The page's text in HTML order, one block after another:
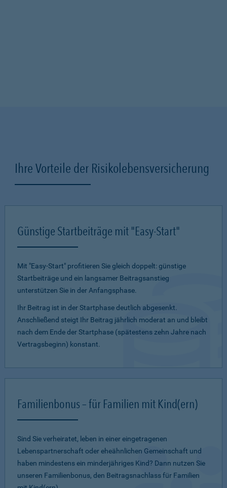
Ihre Vorteile der Risikolebensversicherung
Günstige Startbeiträge mit "Easy-Start"
Mit "Easy-Start" profitieren Sie gleich doppelt: günstige
Startbeiträge und ein lang­samer Beitragsanstieg
unterstützen Sie in der Anfangsphase.
Ihr Beitrag ist in der Startphase deutlich abgesenkt.
Anschließend steigt Ihr Beitrag jährlich moderat an und bleibt
nach dem Ende der Startphase (spätestens zehn Jahre nach
Vertragsbeginn) konstant.
Familienbonus – für Familien mit Kind(ern)
Sind Sie verheiratet, leben in einer eingetragenen
Lebenspartnerschaft oder eheähnlichen Gemeinschaft und
haben mindestens ein minderjähriges Kind? Dann nutzen Sie
unseren Familienbonus, den Beitragsnachlass für Familien